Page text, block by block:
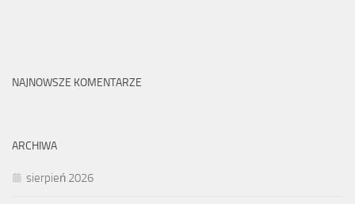
NAJNOWSZE KOMENTARZE
ARCHIWA
sierpień 2026